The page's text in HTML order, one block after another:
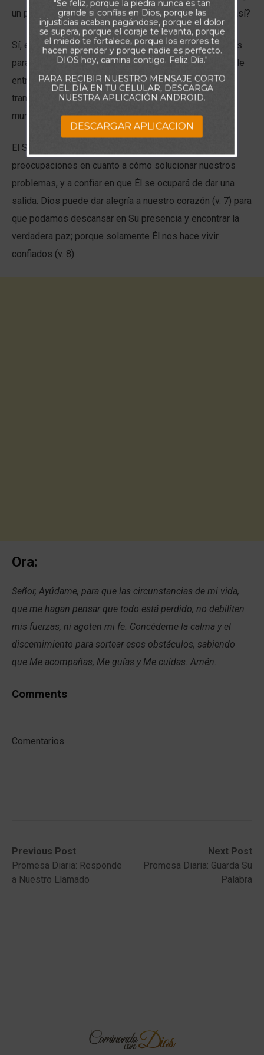
un poco” (Marcos 6:31). ¿Podemos encontrar un lugar así?
Sí, existe tal lugar. Cuando dediquemos unos momentos
para reflexionar en el amor y la misericordia de Dios, y le
entreguemos nuestras cargas, encontraremos en ese
tranquilo sitio de la presencia del Señor la paz que el
mundo nos ha quitado.
El Señor desea ayudarnos a dejar de lado nuestras
preocupaciones en cuanto a cómo solucionar nuestros
problemas, y a confiar en que Él se ocupará de dar una
salida. Dios puede dar alegría a nuestro corazón (v. 7) para
que podamos descansar en Su presencia y encontrar la
verdadera paz; porque solamente Él nos hace vivir
confiados (v. 8).
Ora:
Señor, Ayúdame, para que las circunstancias de mi vida,
que me hagan pensar que todo está perdido, no debiliten
mis fuerzas, ni agoten mi fe. Concédeme la calma y el
discernimiento para sortear esos obstáculos, sabiendo
que Me acompañas, Me guías y Me cuidas. Amén.
Comments
Comentarios
Post
navigation
Previous Post
Previous
post:Promesa Diaria: Responde
a Nuestro Llamado
Next Post
Next
post:
Promesa Diaria: Guarda Su
Palabra
"Se feliz, porque la piedra nunca es tan
grande si confías en Dios, porque las
injusticias acaban pagándose, porque el dolor
se supera, porque el coraje te levanta, porque
el miedo te fortalece, porque los errores te
hacen aprender y porque nadie es perfecto.
DIOS hoy, camina contigo. Feliz Día."
PARA RECIBIR NUESTRO MENSAJE CORTO
DEL DÍA EN TU CELULAR, DESCARGA
NUESTRA APLICACIÓN ANDROID.
DESCARGAR APLICACION